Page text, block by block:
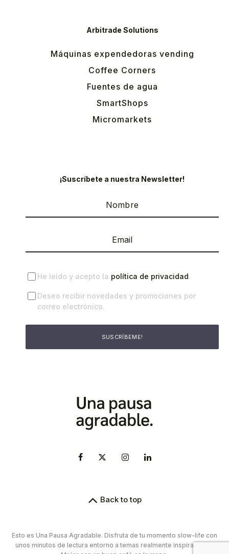
Arbitrade Solutions
Máquinas expendedoras vending
Coffee Corners
Fuentes de agua
SmartShops
Micromarkets
¡Suscríbete a nuestra Newsletter!
He leído y acepto la política de privacidad.
Deseo recibir novedades y promociones por
correo electrónico.
Back to top
Esto es Una Pausa Agradable. Disfruta de tu momento slow-life con
unos minutos de lectura entorno a temas realmente inspiradores.